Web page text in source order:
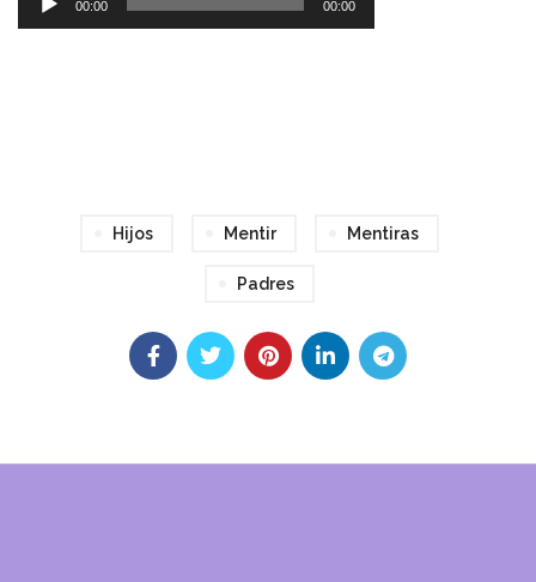
de
00:00 00:00
Hijos Mentir Mentiras
Padres